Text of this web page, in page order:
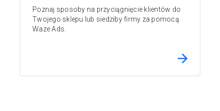
Poznaj sposoby na przyciągnięcie klientów do
Twojego sklepu lub siedziby firmy za pomocą
Waze Ads.